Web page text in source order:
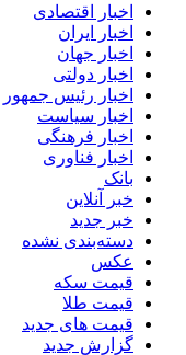
اخبار اقتصادی
اخبار ایران
اخبار جهان
اخبار دولتی
اخبار رئیس جمهور
اخبار سیاست
اخبار فرهنگی
اخبار فناوری
بانک
خبر آنلاین
خبر جدید
دسته‌بندی نشده
عکس
قیمت سکه
قیمت طلا
قیمت های جدید
گزارش جدید